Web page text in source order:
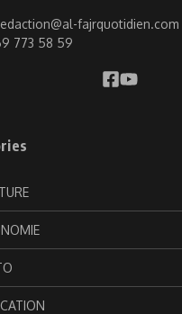
fajrquotidien.com
773 58 59